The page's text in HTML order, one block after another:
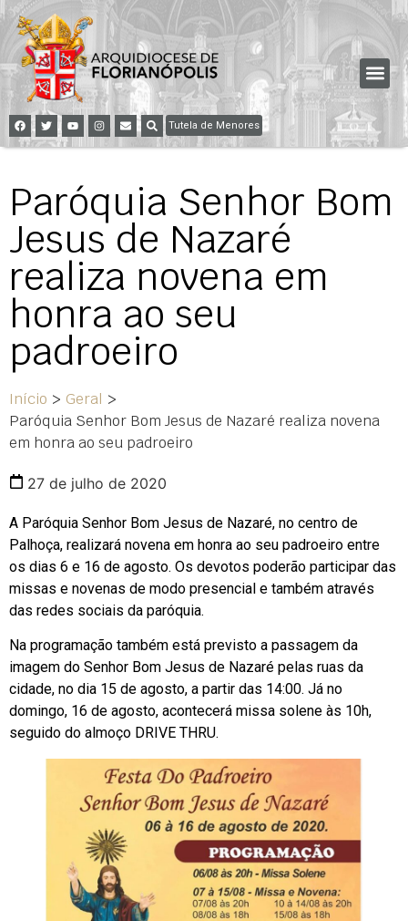
Tutela de Menores
Paróquia Senhor Bom
Jesus de Nazaré
realiza novena em
honra ao seu
padroeiro
Início > Geral >
Paróquia Senhor Bom Jesus de Nazaré realiza novena
em honra ao seu padroeiro
27 de julho de 2020
A Paróquia Senhor Bom Jesus de Nazaré, no centro de
Palhoça, realizará novena em honra ao seu padroeiro entre
os dias 6 e 16 de agosto. Os devotos poderão participar das
missas e novenas de modo presencial e também através
das redes sociais da paróquia.
Na programação também está previsto a passagem da
imagem do Senhor Bom Jesus de Nazaré pelas ruas da
cidade, no dia 15 de agosto, a partir das 14:00. Já no
domingo, 16 de agosto, acontecerá missa solene às 10h,
seguido do almoço DRIVE THRU.